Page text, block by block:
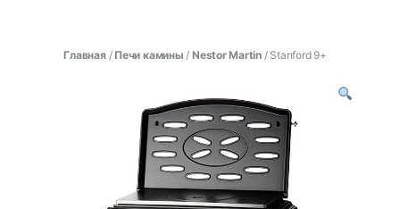
Главная/ Печи камины / Nestor Martin / Stanford 9+